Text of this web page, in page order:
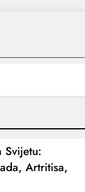
Svijetu:
Artritisa,